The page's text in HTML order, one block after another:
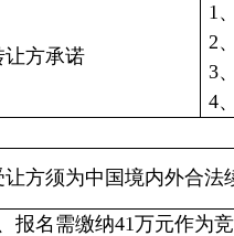
让方承诺
1
2
3
4
让方须为中国境内外合
报名需缴纳41万元作为